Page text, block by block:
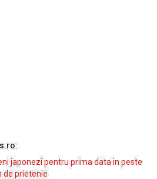
japonezi pentru prima data in peste
de prietenie